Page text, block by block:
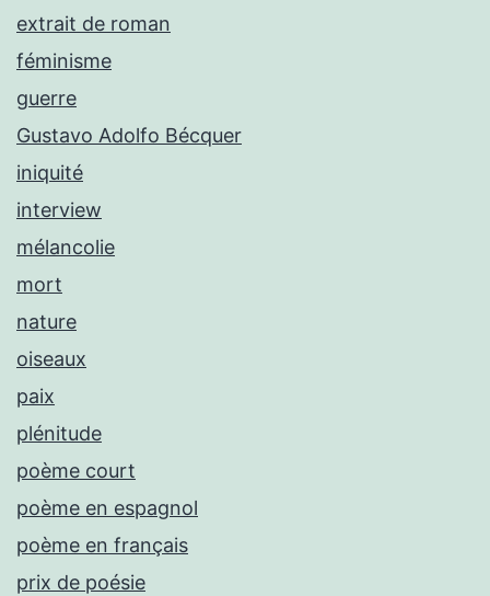
extrait de roman
féminisme
guerre
Gustavo Adolfo Bécquer
iniquité
interview
mélancolie
mort
nature
oiseaux
paix
plénitude
poème court
poème en espagnol
poème en français
prix de poésie